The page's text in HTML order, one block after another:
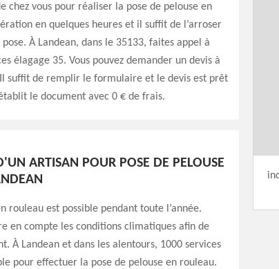
chez vous pour réaliser la pose de pelouse en
en quelques heures et il suffit de l’arroser
À Landean, dans le 35133, faites appel à
élagage 35. Vous pouvez demander un devis à
suffit de remplir le formulaire et le devis est prêt
le document avec 0 € de frais.
ARTISAN POUR POSE DE PELOUSE
rouleau est possible pendant toute l’année.
en compte les conditions climatiques afin de
À Landean et dans les alentours, 1000 services
pour effectuer la pose de pelouse en rouleau.